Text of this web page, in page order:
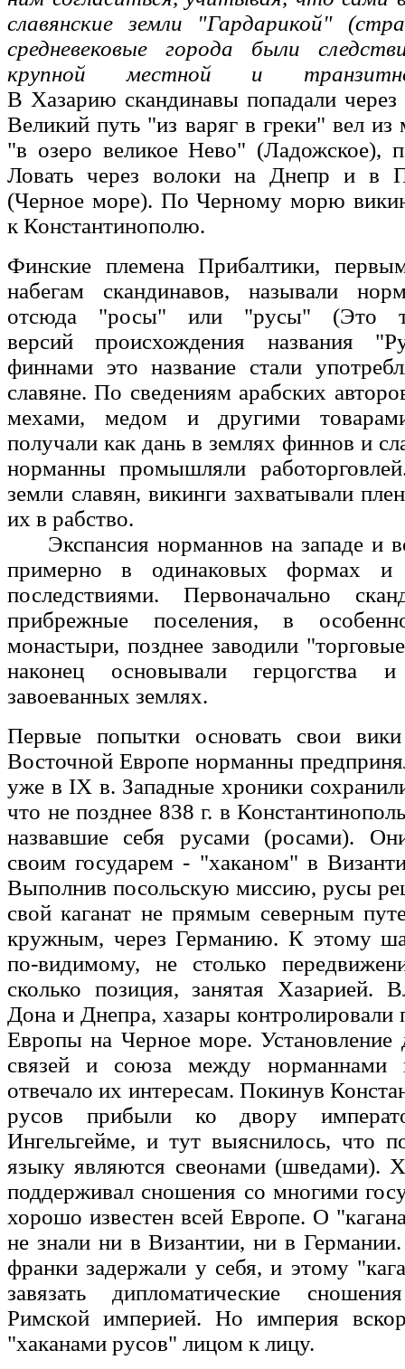
славянские земли "Гардарикой"
средневековые города были
крупной местной и
В Хазарию скандинавы попадали
Великий путь "из варяг в греки" вел
"в озеро великое Нево" (Ладожское),
Ловать через волоки на Днепр и в
(Черное море). По Черному морю
к Константинополю.
Финские племена Прибалтики,
набегам скандинавов, называли
отсюда "росы" или "русы" (Это
версий происхождения названия
финнами это название стали
славяне. По сведениям арабских
мехами, медом и другими
получали как дань в землях финнов и
норманны промышляли
земли славян, викинги захватывали
их в рабство.
Экспансия норманнов на западе и
примерно в одинаковых формах и
последствиями. Первоначально
прибрежные поселения, в
монастыри, позднее заводили
наконец основывали герцогства
завоеванных землях.
Первые попытки основать свои
Восточной Европе норманны
уже в IX в. Западные хроники
что не позднее 838 г. в
назвавшие себя русами (росами).
своим государем - "хаканом" в
Выполнив посольскую миссию, русы
свой каганат не прямым северным
кружным, через Германию. К этому
по-видимому, не столько
сколько позиция, занятая Хазарией.
Дона и Днепра, хазары контролировали
Европы на Черное море. Установление
связей и союза между норманнами
отвечало их интересам. Покинув
русов прибыли ко двору
Ингельгейме, и тут выяснилось, что
языку являются свеонами (шведами).
поддерживал сношения со многими
хорошо известен всей Европе. О
не знали ни в Византии, ни в
франки задержали у себя, и этому
завязать дипломатические
Римской империей. Но империя
"хаканами русов" лицом к лицу.